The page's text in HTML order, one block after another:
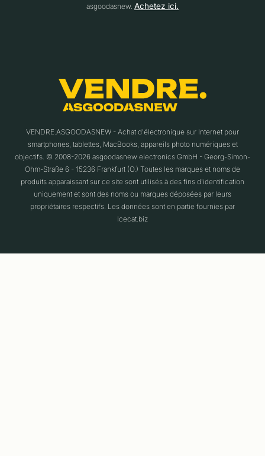
asgoodasnew. Achetez ici.
VENDRE.ASGOODASNEW - Achat d'électronique sur Internet pour
smartphones, tablettes, MacBooks, appareils photo numériques et
objectifs. © 2008-2026 asgoodasnew electronics GmbH - Georg-Simon-
Ohm-Straße 6 - 15236 Frankfurt (O.) Toutes les marques et noms de
produits apparaissant sur ce site sont utilisés à des fins d'identification
uniquement et sont des noms ou marques déposées par leurs
propriétaires respectifs. Les données sont en partie fournies par
Icecat.biz